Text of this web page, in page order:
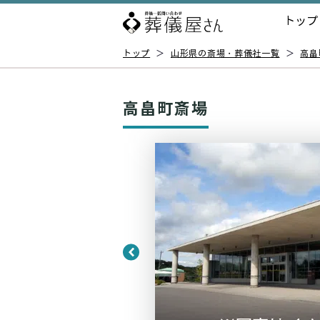
トップ
トップ ＞ 山形県の斎場・葬儀社一覧 ＞ 高
高畠町斎場